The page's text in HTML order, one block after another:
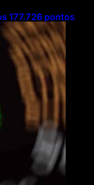
177.726 pontos